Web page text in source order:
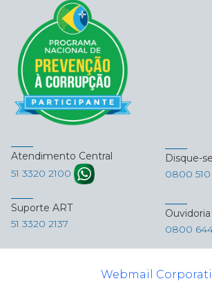
Atendimento Central
51 3320 2100
Disque-
0800 510
Suporte ART
51 3320 2137
Ouvidoria
0800
Webmail